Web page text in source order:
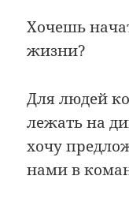
Хочешь
жизни?
Для людей
лежать на
хочу
нами в